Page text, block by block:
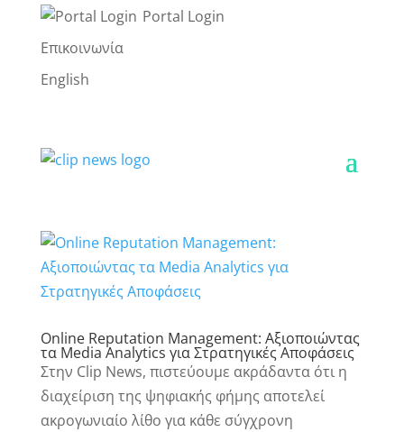
Portal Login
Επικοινωνία
English
Online Reputation Management: Αξιοποιώντας
τα Media Analytics για Στρατηγικές Αποφάσεις
Στην Clip News, πιστεύουμε ακράδαντα ότι η
διαχείριση της ψηφιακής φήμης αποτελεί
ακρογωνιαίο λίθο για κάθε σύγχρονη